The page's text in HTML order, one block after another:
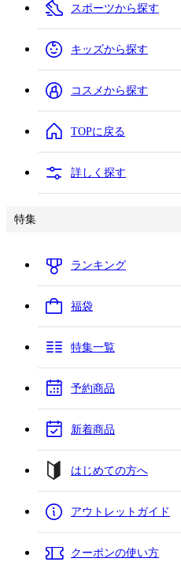
スポーツから探す
キッズから探す
コスメから探す
TOPに戻る
詳しく探す
特集
ランキング
福袋
特集一覧
予約商品
新着商品
はじめての方へ
アウトレットガイド
クーポンの使い方